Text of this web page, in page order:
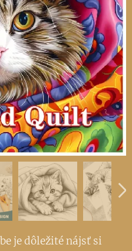
je dôležité nájsť si